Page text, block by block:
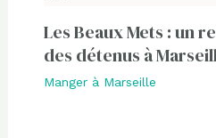
Les Beaux Mets : un
des détenus à
Manger à Marseille